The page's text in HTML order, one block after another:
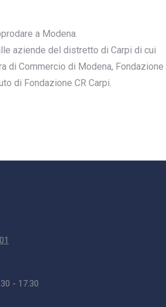
a Modena.
aziende del distretto di Carpi di cui
di Commercio di Modena, Fondazione
di Fondazione CR Carpi.
- 17.30